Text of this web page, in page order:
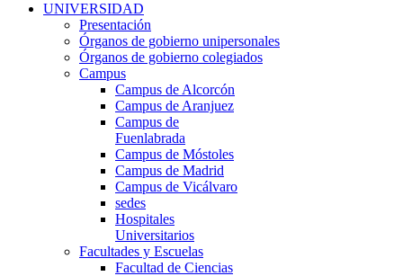
UNIVERSIDAD
Presentación
Órganos de gobierno unipersonales
Órganos de gobierno colegiados
Campus
Campus de Alcorcón
Campus de Aranjuez
Campus de
Fuenlabrada
Campus de Móstoles
Campus de Madrid
Campus de Vicálvaro
sedes
Hospitales
Universitarios
Facultades y Escuelas
Facultad de Ciencias